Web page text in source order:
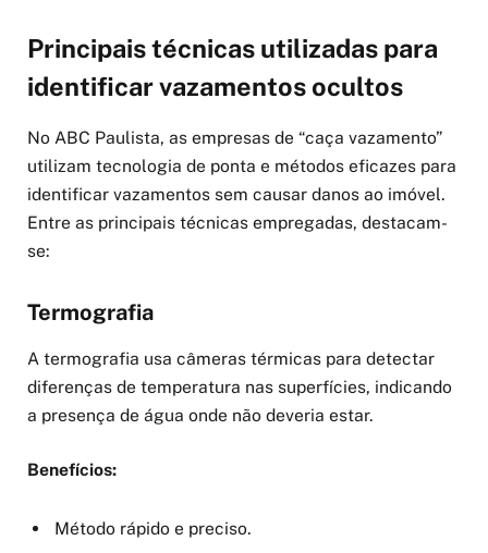
Principais técnicas utilizadas para
identificar vazamentos ocultos
No ABC Paulista, as empresas de “caça vazamento”
utilizam tecnologia de ponta e métodos eficazes para
identificar vazamentos sem causar danos ao imóvel.
Entre as principais técnicas empregadas, destacam-
se:
Termografia
A termografia usa câmeras térmicas para detectar
diferenças de temperatura nas superfícies, indicando
a presença de água onde não deveria estar.
Benefícios:
Método rápido e preciso.